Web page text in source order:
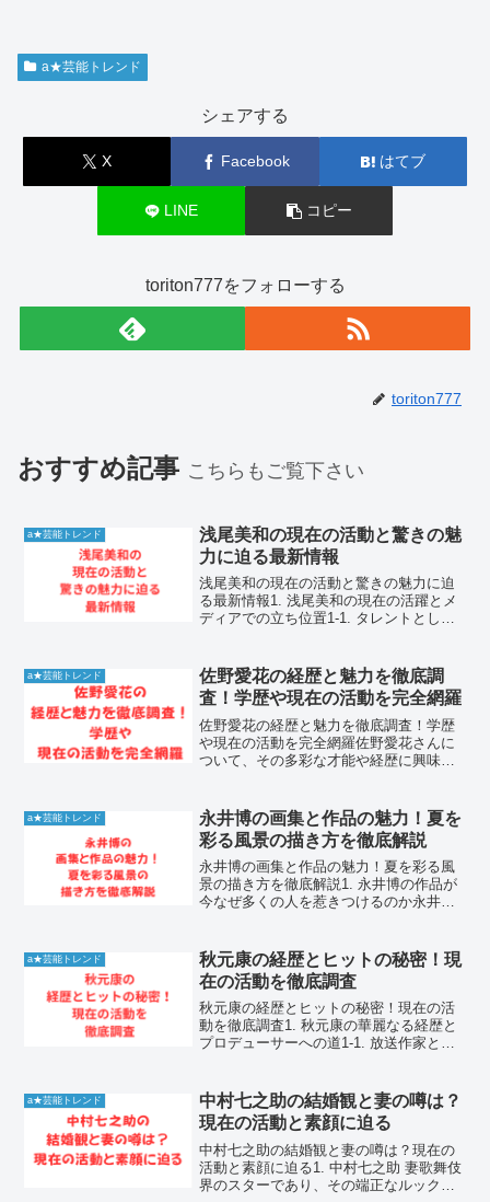
a★芸能トレンド
シェアする
X Facebook はてブ
LINE コピー
toriton777をフォローする
toriton777
おすすめ記事 こちらもご覧下さい
a★芸能トレンド
浅尾美和の現在の活動と驚きの魅
力に迫る最新情報
浅尾美和の現在の活動と驚きの魅力に迫
る最新情報1. 浅尾美和の現在の活躍とメ
ディアでの立ち位置1-1. タレントとして
はタレントやスポーツコメンテーターと
して、テレビ番...
a★芸能トレンド
佐野愛花の経歴と魅力を徹底調
査！学歴や現在の活動を完全網羅
佐野愛花の経歴と魅力を徹底調査！学歴
や現在の活動を完全網羅佐野愛花さんに
ついて、その多彩な才能や経歴に興味を
たのか、多くのファンが注目していま
す。この記事では、佐野愛花...
a★芸能トレンド
永井博の画集と作品の魅力！夏を
彩る風景の描き方を徹底解説
永井博の画集と作品の魅力！夏を彩る風
景の描き方を徹底解説1. 永井博の作品が
今なぜ多くの人を惹きつけるのか永井博
です。特に夏を感じさせる青い空と澄ん
だプール、そしてモダ...
a★芸能トレンド
秋元康の経歴とヒットの秘密！現
在の活動を徹底調査
秋元康の経歴とヒットの秘密！現在の活
動を徹底調査1. 秋元康の華麗なる経歴と
プロデューサーへの道1-1. 放送作家とし
し、その類まれなる企画力と構成力で業
界内の注目を集...
a★芸能トレンド
中村七之助の結婚観と妻の噂は？
現在の活動と素顔に迫る
中村七之助の結婚観と妻の噂は？現在の
活動と素顔に迫る1. 中村七之助 妻歌舞伎
界のスターであり、その端正なルックス